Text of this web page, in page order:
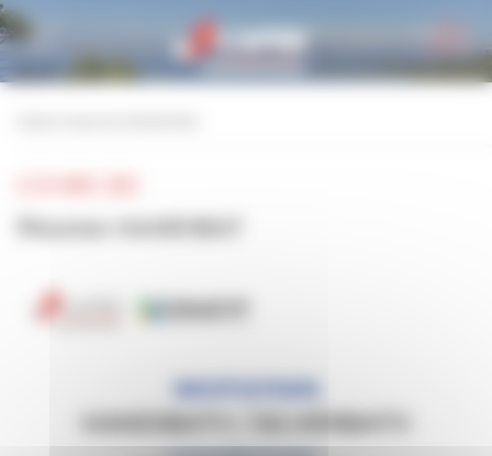
Personnaliser la gestion des cookies